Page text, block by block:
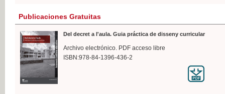
Publicaciones Gratuitas
Del decret a l'aula. Guia práctica de disseny curricular
Archivo electrónico. PDF acceso libre
ISBN:978-84-1396-436-2